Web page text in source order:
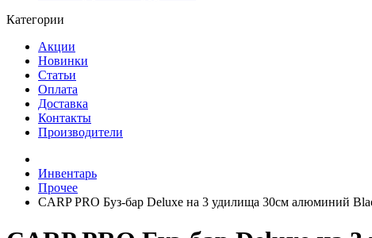
Категории
Акции
Новинки
Статьи
Оплата
Доставка
Контакты
Производители
Инвентарь
Прочее
CARP PRO Буз-бар Deluxe на 3 удилища 30см алюминий